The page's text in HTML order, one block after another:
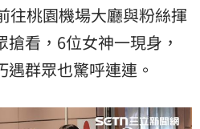
往桃園機場大廳與粉絲揮
看，6位女神一現身，
群眾也驚呼連連。